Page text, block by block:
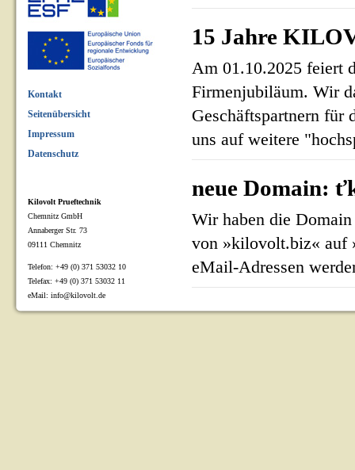
15 Jahre
Am 01.10.2025 feiert
Firmenjubiläum. Wir
Geschäftspartnern für
uns auf weitere
neue Domain:
Wir haben die
von »kilovolt.biz« auf
eMail-Adressen
Kontakt
Seitenübersicht
Impressum
Datenschutz
Kilovolt Prueftechnik
Chemnitz GmbH
Annaberger Str. 73
09111 Chemnitz
Telefon: +49 (0) 371 53032 10
Telefax: +49 (0) 371 53032 11
eMail: info@kilovolt.de